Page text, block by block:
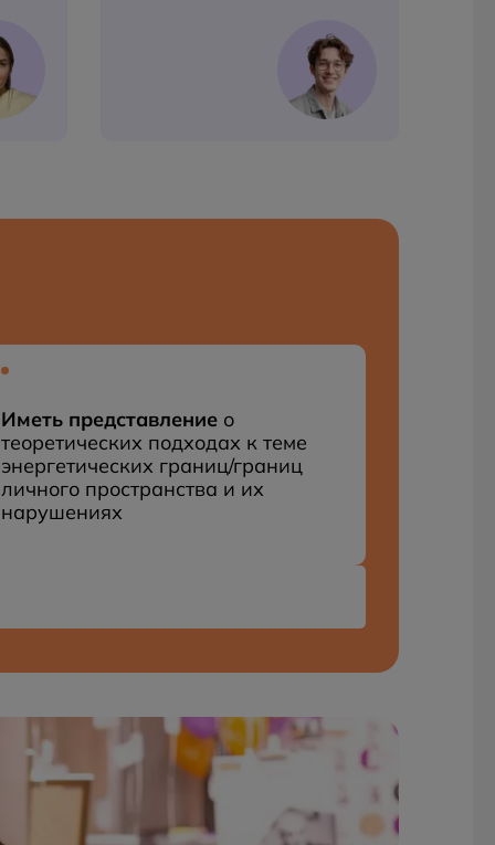
Иметь представление о
теоретических подходах к теме
энергетических границ/границ
личного пространства и их
нарушениях